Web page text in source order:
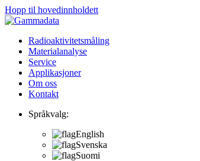
Hopp til hovedinnholdett
Radioaktivitetsmåling
Materialanalyse
Service
Applikasjoner
Om oss
Kontakt
Språkvalg:
English
Svenska
Suomi